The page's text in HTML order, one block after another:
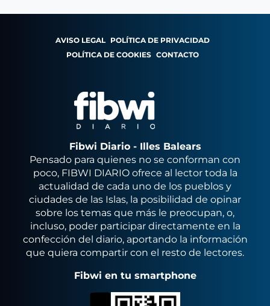
AVISO LEGAL POLÍTICA DE PRIVACIDAD
POLÍTICA DE COOKIES CONTACTO
Fibwi Diario - Illes Balears
Pensado para quienes no se conforman con
poco, FIBWI DIARIO ofrece al lector toda la
actualidad de cada uno de los pueblos y
ciudades de las Islas, la posibilidad de opinar
sobre los temas que más le preocupan, o,
incluso, poder participar directamente en la
confección del diario, aportando la información
que quiera compartir con el resto de lectores.
Fibwi en tu smartphone